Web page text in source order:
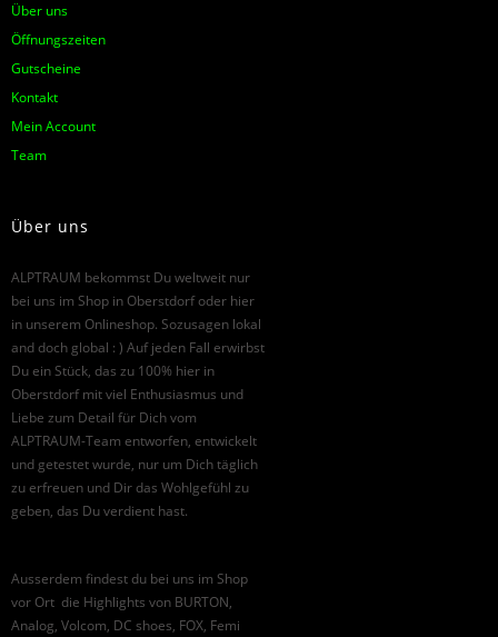
Über uns
Öffnungszeiten
Gutscheine
Kontakt
Mein Account
Team
Über uns
ALPTRAUM bekommst Du weltweit nur
bei uns im Shop in Oberstdorf oder hier
in unserem Onlineshop. Sozusagen lokal
and doch global : ) Auf jeden Fall erwirbst
Du ein Stück, das zu 100% hier in
Oberstdorf mit viel Enthusiasmus und
Liebe zum Detail für Dich vom
ALPTRAUM-Team entworfen, entwickelt
und getestet wurde, nur um Dich täglich
zu erfreuen und Dir das Wohlgefühl zu
geben, das Du verdient hast.
Ausserdem findest du bei uns im Shop
vor Ort die Highlights von BURTON,
Analog, Volcom, DC shoes, FOX, Femi